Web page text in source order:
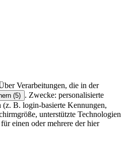
Verarbeitungen, die in der
(5) . Zwecke: personalisierte
B. login-basierte Kennungen,
unterstützte Technologien
einen oder mehrere der hier